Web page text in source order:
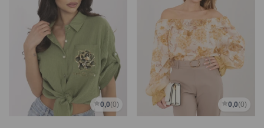
0,0(0) 0,0(0)